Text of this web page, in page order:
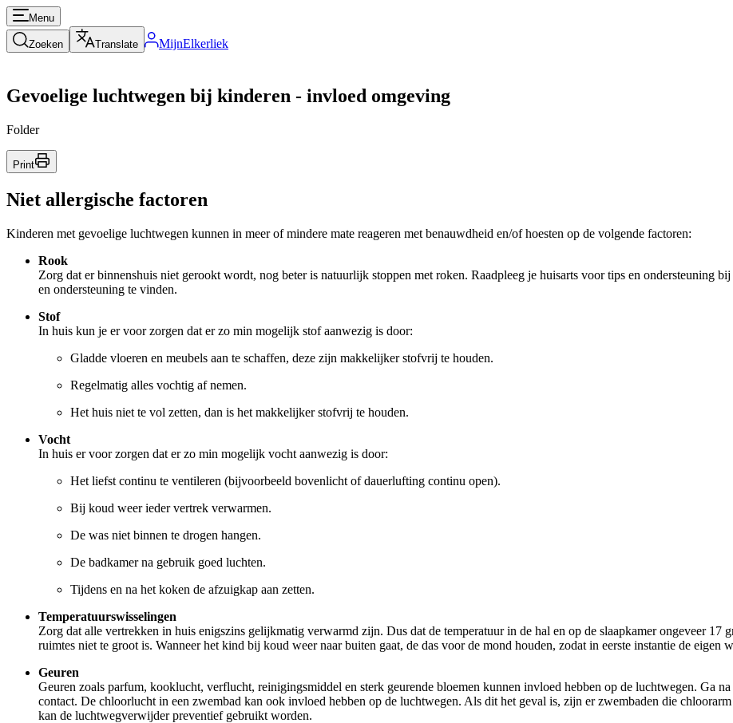
Menu
Zoeken Translate MijnElkerliek
Gevoelige luchtwegen bij kinderen - invloed omgeving
Folder
Print
Niet allergische factoren
Kinderen met gevoelige luchtwegen kunnen in meer of mindere mate reageren met benauwdheid en/of hoesten op de volgende factoren:
Rook
Zorg dat er binnenshuis niet gerookt wordt, nog beter is natuurlijk stoppen met roken. Raadpleeg je huisarts voor tips en ondersteuning
en ondersteuning te vinden.
Stof
In huis kun je er voor zorgen dat er zo min mogelijk stof aanwezig is door:
Gladde vloeren en meubels aan te schaffen, deze zijn makkelijker stofvrij te houden.
Regelmatig alles vochtig af nemen.
Het huis niet te vol zetten, dan is het makkelijker stofvrij te houden.
Vocht
In huis er voor zorgen dat er zo min mogelijk vocht aanwezig is door:
Het liefst continu te ventileren (bijvoorbeeld bovenlicht of dauerlufting continu open).
Bij koud weer ieder vertrek verwarmen.
De was niet binnen te drogen hangen.
De badkamer na gebruik goed luchten.
Tijdens en na het koken de afzuigkap aan zetten.
Temperatuurswisselingen
Zorg dat alle vertrekken in huis enigszins gelijkmatig verwarmd zijn. Dus dat de temperatuur in de hal en op de slaapkamer ongeveer 17
ruimtes niet te groot is. Wanneer het kind bij koud weer naar buiten gaat, de das voor de mond houden, zodat in eerste instantie de eigen
Geuren
Geuren zoals parfum, kooklucht, verflucht, reinigingsmiddel en sterk geurende bloemen kunnen invloed hebben op de luchtwegen. Ga
contact. De chloorlucht in een zwembad kan ook invloed hebben op de luchtwegen. Als dit het geval is, zijn er zwembaden die
kan de luchtwegverwijder preventief gebruikt worden.